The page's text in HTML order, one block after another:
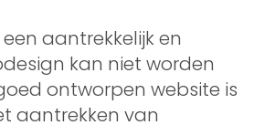
aantrekkelijk en
kan niet worden
ontworpen website is
aantrekken van